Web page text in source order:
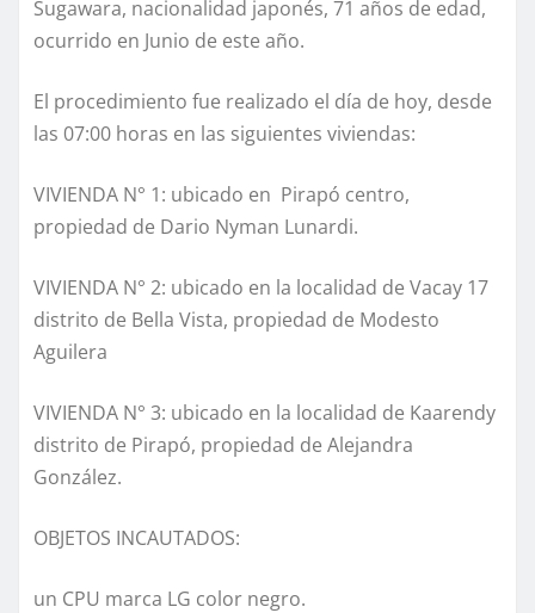
Sugawara, nacionalidad japonés, 71 años de edad,
ocurrido en Junio de este año.
El procedimiento fue realizado el día de hoy, desde
las 07:00 horas en las siguientes viviendas:
VIVIENDA N° 1: ubicado en Pirapó centro,
propiedad de Dario Nyman Lunardi.
VIVIENDA N° 2: ubicado en la localidad de Vacay 17
distrito de Bella Vista, propiedad de Modesto
Aguilera
VIVIENDA N° 3: ubicado en la localidad de Kaarendy
distrito de Pirapó, propiedad de Alejandra
González.
OBJETOS INCAUTADOS:
un CPU marca LG color negro.